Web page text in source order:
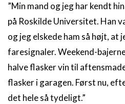
”Min mand og jeg har kendt
på Roskilde Universitet. Han
og jeg elskede ham så højt, at
faresignaler. Weekend-
halve flasker vin til
flasker i garagen. Først nu,
det hele så tydeligt.”